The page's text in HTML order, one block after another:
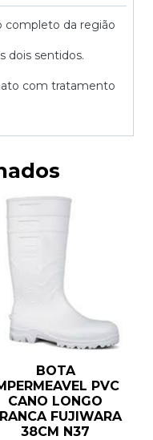
completo da região
dois sentidos.
com tratamento
BOTA
PVC
CANO LONGO
FUJIWARA
38CM N37